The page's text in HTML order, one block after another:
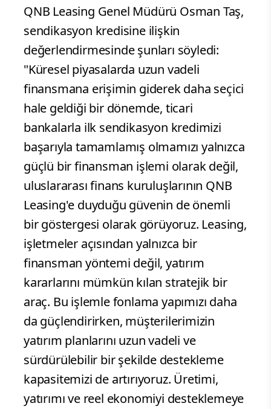
QNB Leasing Genel Müdürü Osman Taş,
sendikasyon kredisine ilişkin
değerlendirmesinde şunları söyledi:
"Küresel piyasalarda uzun vadeli
finansmana erişimin giderek daha seçici
hale geldiği bir dönemde, ticari
bankalarla ilk sendikasyon kredimizi
başarıyla tamamlamış olmamızı yalnızca
güçlü bir finansman işlemi olarak değil,
uluslararası finans kuruluşlarının QNB
Leasing'e duyduğu güvenin de önemli
bir göstergesi olarak görüyoruz. Leasing,
işletmeler açısından yalnızca bir
finansman yöntemi değil, yatırım
kararlarını mümkün kılan stratejik bir
araç. Bu işlemle fonlama yapımızı daha
da güçlendirirken, müşterilerimizin
yatırım planlarını uzun vadeli ve
sürdürülebilir bir şekilde destekleme
kapasitemizi de artırıyoruz. Üretimi,
yatırımı ve reel ekonomiyi desteklemeye